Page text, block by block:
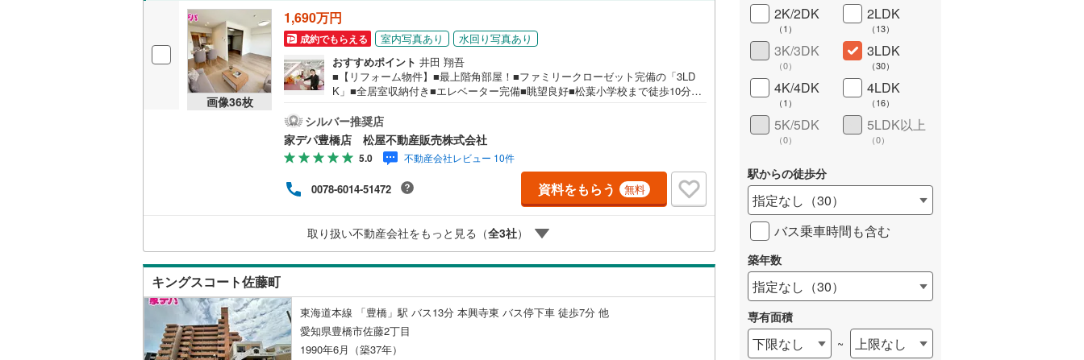
画像36枚
1,690万円
成約でもらえる 室内写真あり
水回り写真あり
おすすめポイント 井田 翔吾
■【リフォーム物件】■最上階角部屋！■ファミリークローゼット完備の「3LD
K」■全居室収納付き■エレベーター完備■眺望良好■松葉小学校まで徒歩10分！
ークインクローゼット付きでお部屋広々●家デパ 松屋不動産販売 のつよみ●・
豊橋市・豊川市・知立市・浜松市の4店舗営業中！三河エリア・遠州エリアの物
件ならおまかせください。新築戸建、中古戸建、中古マンション、土地をお客
様のご希望に合わせてご提案いたします！・中古物件のリフォーム実績多数！
中古物件をご購入の際、約70％という多くの方々がリフォームを行っていま
す。新築購入より低コストで、新築同様の快適なお住まいを実現できます。・
キッズスペース用意しております。ぜひご家族そろってご来場ください。・営
お問い合わせがスムーズにご案内できます。右下の電話ボタンをタッチ！もし
くはお気軽にお電話ください。
シルバー推奨店
家デパ豊橋店 松屋不動産販売株式会社
5.0 不動産会社レビュー 10件
0078-6014-51472 資料をもらう 無料
取り扱い不動産会社をもっと見る（全3社）
キングスコート佐藤町
東海道本線 「豊橋」駅 バス13分 本興寺東 バス停下車 徒歩7分 他
愛知県豊橋市佐藤2丁目
1990年6月（築37年）
2K/2DK
（1 ）
2LDK
（13）
3K/3DK
（0）
3LDK
（30）
4K/4DK
（1 ）
4LDK
（16）
5K/5DK
（0）
5LDK以上
（0）
駅からの徒歩分
指定なし （30）
バス乗車時間も含む
築年数
指定なし （30）
専有面積
下限なし ~ 上限なし
ウォークインクローゼット
（7）
販売、価格、契約、入居関連など
即入居可能（4
オンライン対応
オンライン内見(相談)可 IT重説可（0）
オンライン対応とは？ 詳しく見る